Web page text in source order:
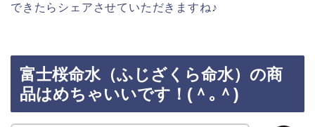
できたらシェアさせていただきますね♪
富士桜命水（ふじざくら命水）の商
品はめちゃいいです！(＾｡＾)